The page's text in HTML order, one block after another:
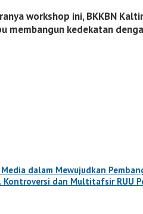
workshop ini, BKKBN
membangun kedekatan
Media dalam Mewujudkan
Kontroversi dan Multitafsir RUU